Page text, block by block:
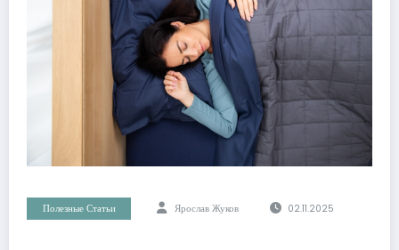
Полезные Статьи Ярослав Жуков 02.11.2025